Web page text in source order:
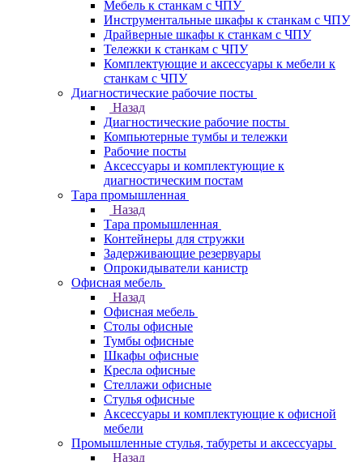
Мебель к станкам с ЧПУ
Инструментальные шкафы к станкам с ЧПУ
Драйверные шкафы к станкам с ЧПУ
Тележки к станкам с ЧПУ
Комплектующие и аксессуары к мебели к
станкам с ЧПУ
Диагностические рабочие посты
Назад
Диагностические рабочие посты
Компьютерные тумбы и тележки
Рабочие посты
Аксессуары и комплектующие к
диагностическим постам
Тара промышленная
Назад
Тара промышленная
Контейнеры для стружки
Задерживающие резервуары
Опрокидыватели канистр
Офисная мебель
Назад
Офисная мебель
Столы офисные
Тумбы офисные
Шкафы офисные
Кресла офисные
Стеллажи офисные
Стулья офисные
Аксессуары и комплектующие к офисной
мебели
Промышленные стулья, табуреты и аксессуары
Назад